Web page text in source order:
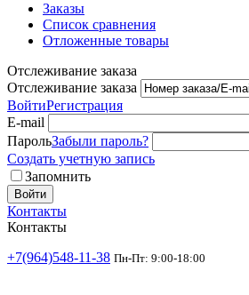
Заказы
Список сравнения
Отложенные товары
Отслеживание заказа
Отслеживание заказа
ВойтиРегистрация
E-mail
ПарольЗабыли пароль?
Создать учетную запись
Запомнить
Войти
Контакты
Контакты
+7(964)548-11-38 Пн-Пт: 9:00-18:00